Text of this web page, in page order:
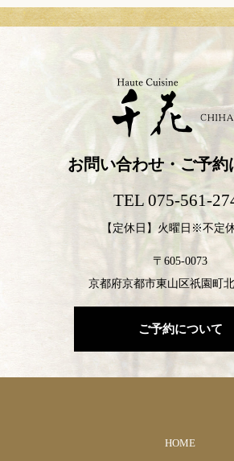
お問い合わせ・ご予約
TEL 075-561-
【定休日】火曜日※不定
〒605-0073
京都府京都市東山区祇園町
ご予約について
HOME